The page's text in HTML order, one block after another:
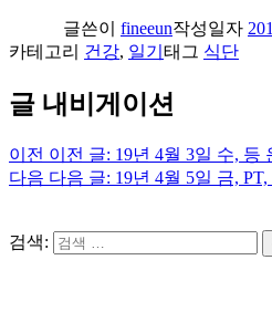
글쓴이 fineeun작성일자
카테고리 건강, 일기 태그 식단
글 내비게이션
이전 이전 글: 19년 4월 3일 수, 등
다음 다음 글: 19년 4월 5일 금,
검색: